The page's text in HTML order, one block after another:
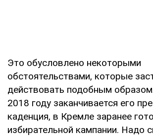
Это обусловлено некоторыми
обстоятельствами, которые
действовать подобным
2018 году заканчивается его
каденция, в Кремле заранее
избирательной кампании. Надо